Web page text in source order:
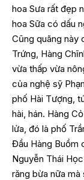
hoa Sưa rất đẹp
hoa Sữa có dấu
Cũng quãng này
Trứng, Hàng
vừa thấp vừa
của nghệ sỹ
phố Hài Tượng,
hài, hán. Hàng
lửa, đó là phố
Đầu Hàng Buồm
Nguyễn Thái
răng bừa nữa